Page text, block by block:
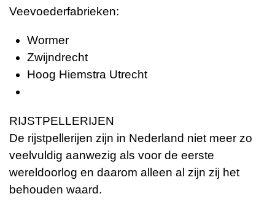
Veevoederfabrieken:
Wormer
Zwijndrecht
Hoog Hiemstra Utrecht
RIJSTPELLERIJEN
De rijstpellerijen zijn in Nederland niet meer zo
veelvuldig aanwezig als voor de eerste
wereldoorlog en daarom alleen al zijn zij het
behouden waard.